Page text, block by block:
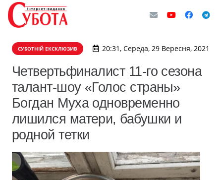
СУБОТНІЙ ЕКСКЛЮЗИВ 20:31, Середа, 29 Вересня, 2021
Четвертьфиналист 11-го сезона
талант-шоу «Голос страны»
Богдан Муха одновременно
лишился матери, бабушки и
родной тетки